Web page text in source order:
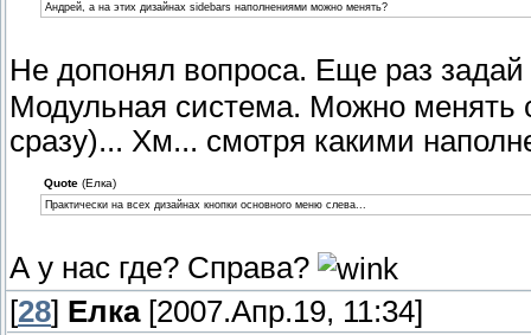
Андрей, а на этих дизайнах sidebars наполнениями можно менять?
Не допонял вопроса. Еще раз задай
Модульная система. Можно менять
сразу)... Хм... смотря какими
Quote(Елка)
Практически на всех дизайнах кнопки основного меню слева...
А у нас где? Справа?
[28] Елка[2007.Апр.19, 11:34]